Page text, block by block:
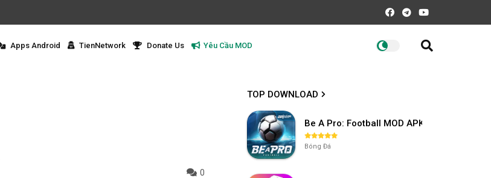
Apps Android TienNetwork Donate Us Yêu Cầu MOD
0
TOP DOWNLOAD
Be A Pro: Football MOD APK (Vô Hạn Tiền)
Bóng Đá